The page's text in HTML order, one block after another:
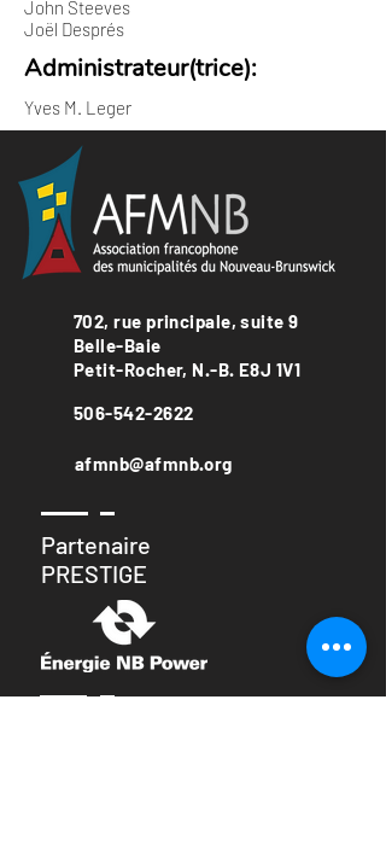
John Steeves
Joël Després
Administrateur(trice):
Yves M. Leger
702, rue principale, suite 9
Belle-Baie
Petit-Rocher, N.-B. E8J 1V1
506-542-2622
afmnb@afmnb.org
Partenaire
PRESTIGE